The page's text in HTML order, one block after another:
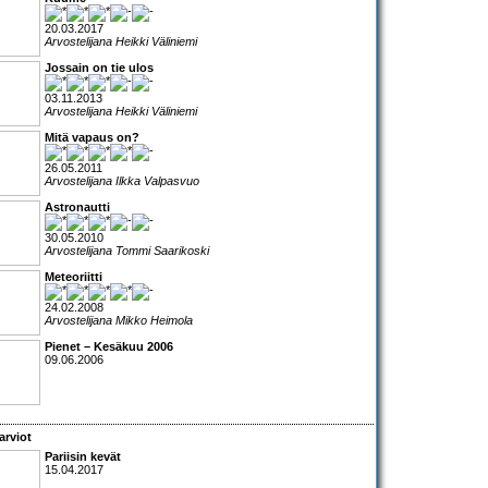
20.03.2017
Arvostelijana Heikki Väliniemi
Jossain on tie ulos
03.11.2013
Arvostelijana Heikki Väliniemi
Mitä vapaus on?
26.05.2011
Arvostelijana Ilkka Valpasvuo
Astronautti
30.05.2010
Arvostelijana Tommi Saarikoski
Meteoriitti
24.02.2008
Arvostelijana Mikko Heimola
Pienet – Kesäkuu 2006
09.06.2006
Pariisin kevät
15.04.2017